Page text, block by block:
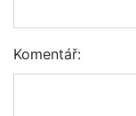
Komentář: